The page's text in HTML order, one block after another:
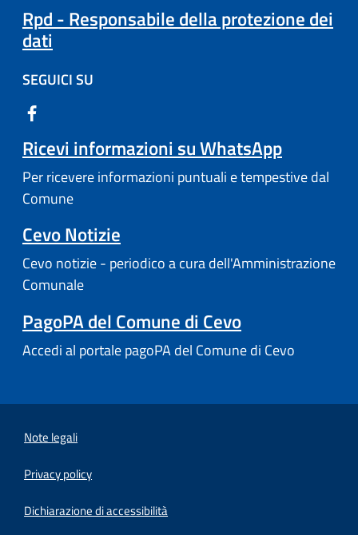
Rpd - Responsabile della protezione dei
dati
SEGUICI SU
Ricevi informazioni su WhatsApp
Per ricevere informazioni puntuali e tempestive dal
Comune
Cevo Notizie
Cevo notizie - periodico a cura dell'Amministrazione
Comunale
PagoPA del Comune di Cevo
Accedi al portale pagoPA del Comune di Cevo
Note legali
Privacy policy
Dichiarazione di accessibilità